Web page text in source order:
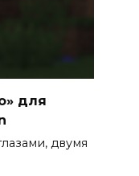
для
двумя